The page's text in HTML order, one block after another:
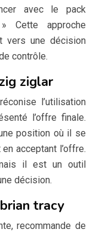
avec le pack
Cette approche
vers une décision
contrôle.
ziglar
l’utilisation
l’offre finale.
position où il se
acceptant l’offre.
il est un outil
décision.
tracy
recommande de